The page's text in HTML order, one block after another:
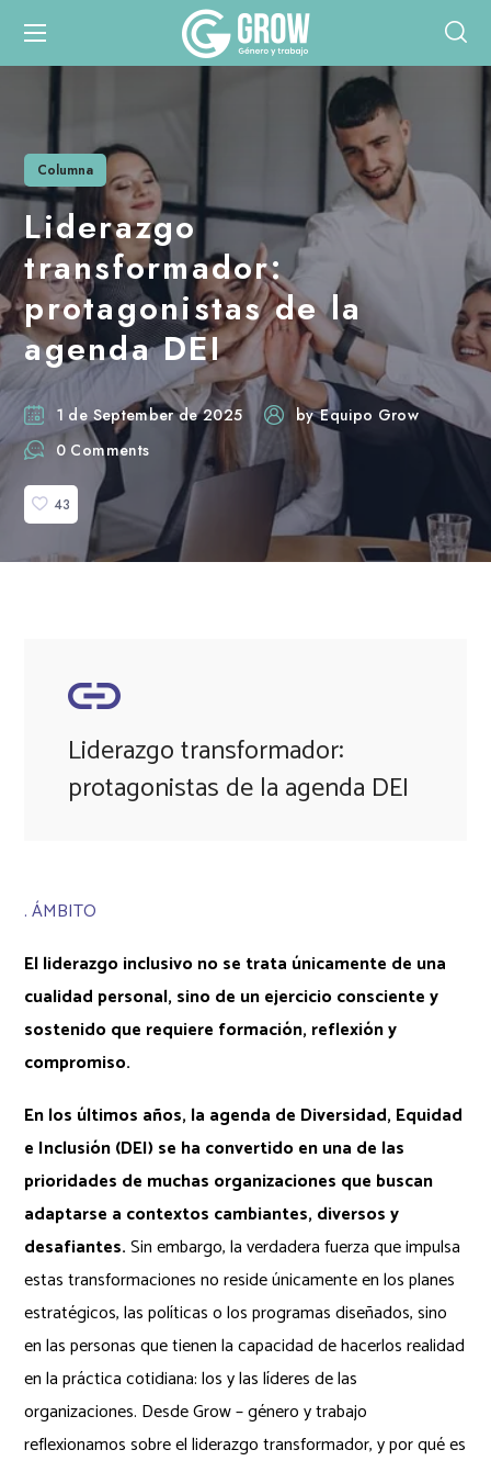
Columna
Liderazgo
transformador:
protagonistas de la
agenda DEI
1 de September de 2025 byEquipo Grow
0 Comments
43
Liderazgo transformador:
protagonistas de la agenda DEI
. ÁMBITO
El liderazgo inclusivo no se trata únicamente de una
cualidad personal, sino de un ejercicio consciente y
sostenido que requiere formación, reflexión y
compromiso.
En los últimos años, la agenda de Diversidad, Equidad
e Inclusión (DEI) se ha convertido en una de las
prioridades de muchas organizaciones que buscan
adaptarse a contextos cambiantes, diversos y
desafiantes.Sin embargo, la verdadera fuerza que impulsa
estas transformaciones no reside únicamente en los planes
estratégicos, las políticas o los programas diseñados, sino
en las personas que tienen la capacidad de hacerlos realidad
en la práctica cotidiana: los y las líderes de las
organizaciones. Desde Grow – género y trabajo
reflexionamos sobre el liderazgo transformador, y por qué es